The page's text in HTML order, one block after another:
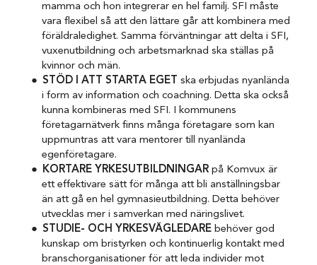
mamma och hon integrerar en hel familj. SFI måste
vara flexibel så att den lättare går att kombinera med
föräldraledighet. Samma förväntningar att delta i SFI,
vuxenutbildning och arbetsmarknad ska ställas på
kvinnor och män.
STÖD I ATT STARTA EGET
ska erbjudas nyanlända
i form av information och coachning. Detta ska också
kunna kombineras med SFI. I kommunens
företagarnätverk finns många företagare som kan
uppmuntras att vara mentorer till nyanlända
egenföretagare.
KORTARE YRKESUTBILDNINGAR på Komvux är
ett effektivare sätt för många att bli anställningsbar
än att gå en hel gymnasieutbildning. Detta behöver
utvecklas mer i samverkan med näringslivet.
STUDIE- OCH YRKESVÄGLEDARE behöver god
kunskap om bristyrken och kontinuerlig kontakt med
branschorganisationer för att leda individer mot